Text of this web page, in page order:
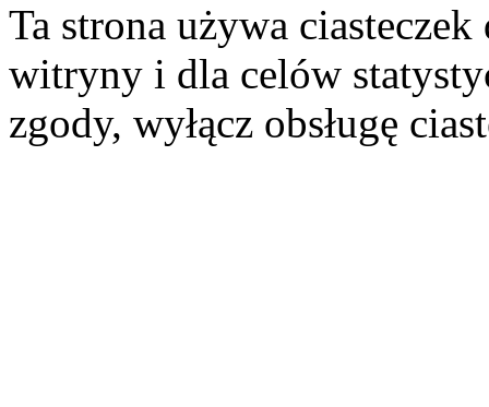
Ta strona używa
witryny i dla celów
zgody, wyłącz obsługę